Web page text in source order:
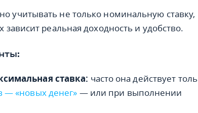
учитывать не только номинальную ставку,
зависит реальная доходность и удобство.
ставка: часто она действует
— «новых денег» — или при выполнении